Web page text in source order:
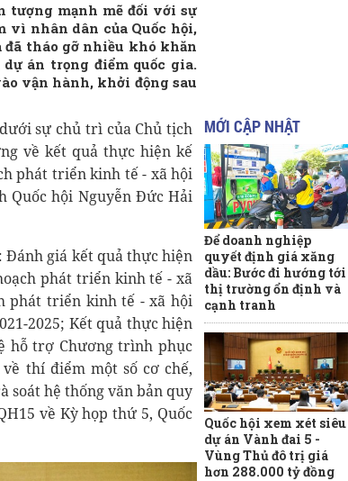
tượng mạnh mẽ đối với sự
nhân dân của Quốc hội,
đã tháo gỡ nhiều khó khăn
án trọng điểm quốc gia.
vận hành, khởi động sau
sự chủ trì của Chủ tịch
về kết quả thực hiện kế
phát triển kinh tế - xã hội
Quốc hội Nguyễn Đức Hải
Đánh giá kết quả thực hiện
phát triển kinh tế - xã
phát triển kinh tế - xã hội
2025; Kết quả thực hiện
hỗ trợ Chương trình phục
thí điểm một số cơ chế,
soát hệ thống văn bản quy
về Kỳ họp thứ 5, Quốc
MỚI CẬP NHẬT
Để doanh nghiệp
quyết định giá xăng
dầu: Bước đi hướng tới
thị trường ổn định và
cạnh tranh
Quốc hội xem xét siêu
dự án Vành đai 5 -
Vùng Thủ đô trị giá
hơn 288.000 tỷ đồng